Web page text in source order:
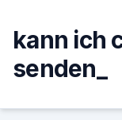
content
kann ich
senden_